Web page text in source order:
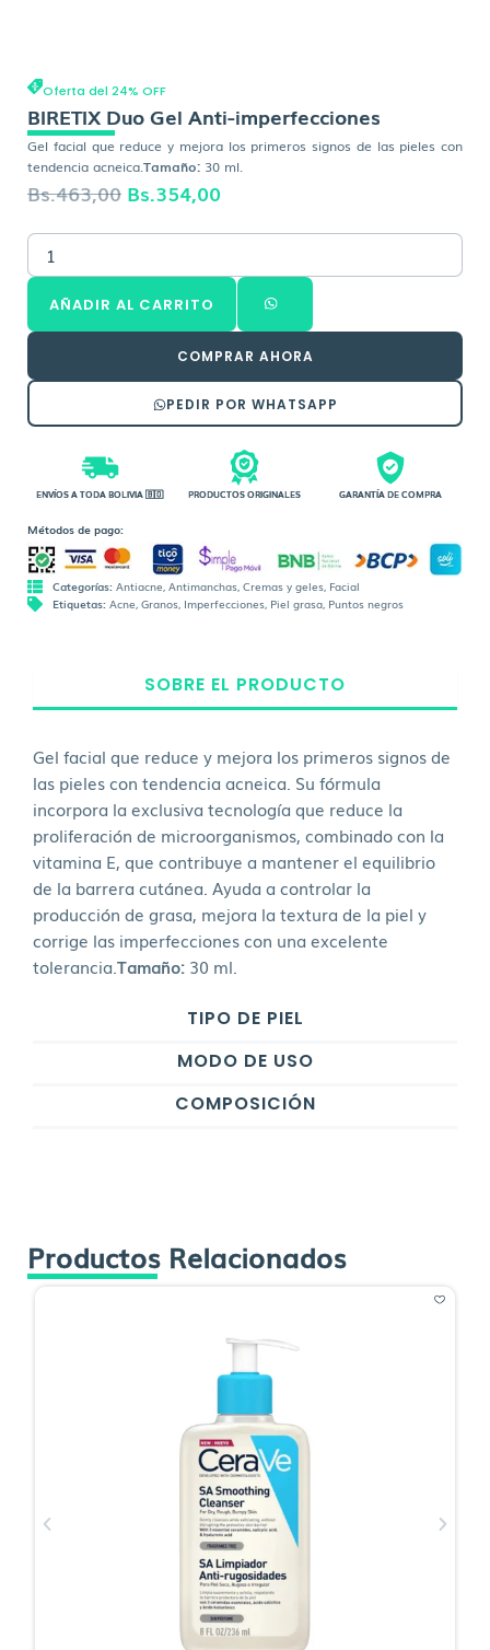
Oferta del 24% OFF
BIRETIX Duo Gel Anti-imperfecciones
Gel facial que reduce y mejora los primeros signos de las pieles con
tendencia acneica.Tamaño: 30 ml.
Bs.463,00 El
era:
Bs.463,00.
Bs.354,00
es:
Bs.354,00.
BIRETIX
Duo
Gel
Anti-
imperfecciones
AÑADIR AL CARRITO
COMPRAR AHORA
PEDIR POR WHATSAPP
ENVÍOS A TODA BOLIVIA 🇧🇴 PRODUCTOS ORIGINALES GARANTÍA DE COMPRA
Métodos de pago:
Categorías: Antiacne, Antimanchas, Cremas y geles, Facial
Etiquetas: Acne, Granos, Imperfecciones, Piel grasa, Puntos negros
SOBRE EL PRODUCTO
TIPO DE PIEL
MODO DE USO
COMPOSICIÓN
Gel facial que reduce y mejora los primeros signos de
las pieles con tendencia acneica. Su fórmula
incorpora la exclusiva tecnología que reduce la
proliferación de microorganismos, combinado con la
vitamina E, que contribuye a mantener el equilibrio
de la barrera cutánea. Ayuda a controlar la
producción de grasa, mejora la textura de la piel y
corrige las imperfecciones con una excelente
tolerancia. Tamaño: 30 ml.
Productos Relacionados